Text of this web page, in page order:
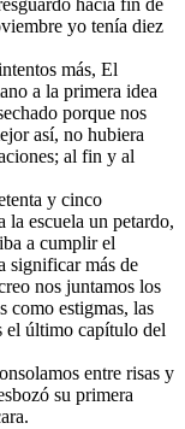
hacia fin de
yo tenía diez
más, El
a la primera idea
porque nos
así, no hubiera
al fin y al
y cinco
la escuela un petardo,
a cumplir el
significar más de
nos juntamos los
como estigmas, las
el último capítulo del
entre risas y
su primera